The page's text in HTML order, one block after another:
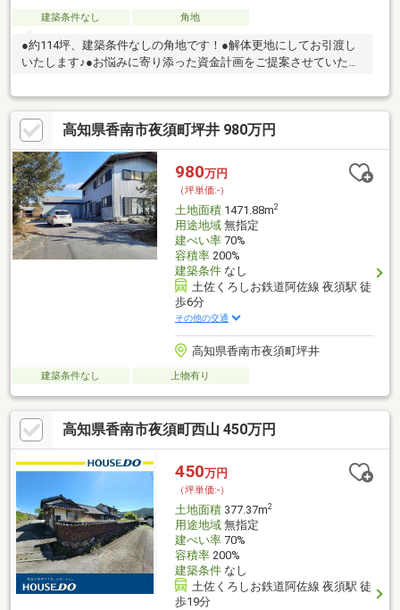
建築条件なし 角地
●約114坪、建築条件なしの角地です！●解体更地にしてお引渡し
いたします♪●お悩みに寄り添った資金計画をご提案させていただ
高知県香南市夜須町坪井 980万円
980万円
（坪単価:-）
土地面積1471.88m2
用途地域無指定
建ぺい率70%
容積率200%
建築条件なし
土佐くろしお鉄道阿佐線 夜須駅 徒
歩6分
その他の交通
高知県香南市夜須町坪井
建築条件なし 上物有り
高知県香南市夜須町西山 450万円
450万円
（坪単価:-）
土地面積377.37m2
用途地域無指定
建ぺい率70%
容積率200%
建築条件なし
土佐くろしお鉄道阿佐線 夜須駅 徒
歩19分